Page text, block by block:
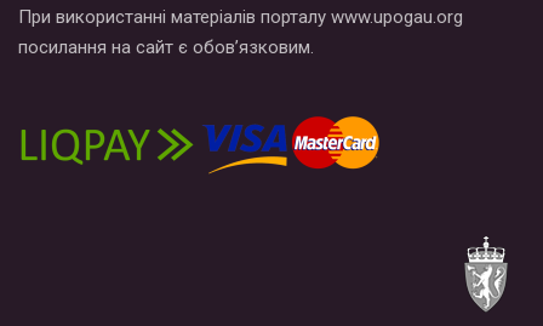
При використанні матеріалів порталу www.upogau.org
посилання на сайт є обов’язковим.